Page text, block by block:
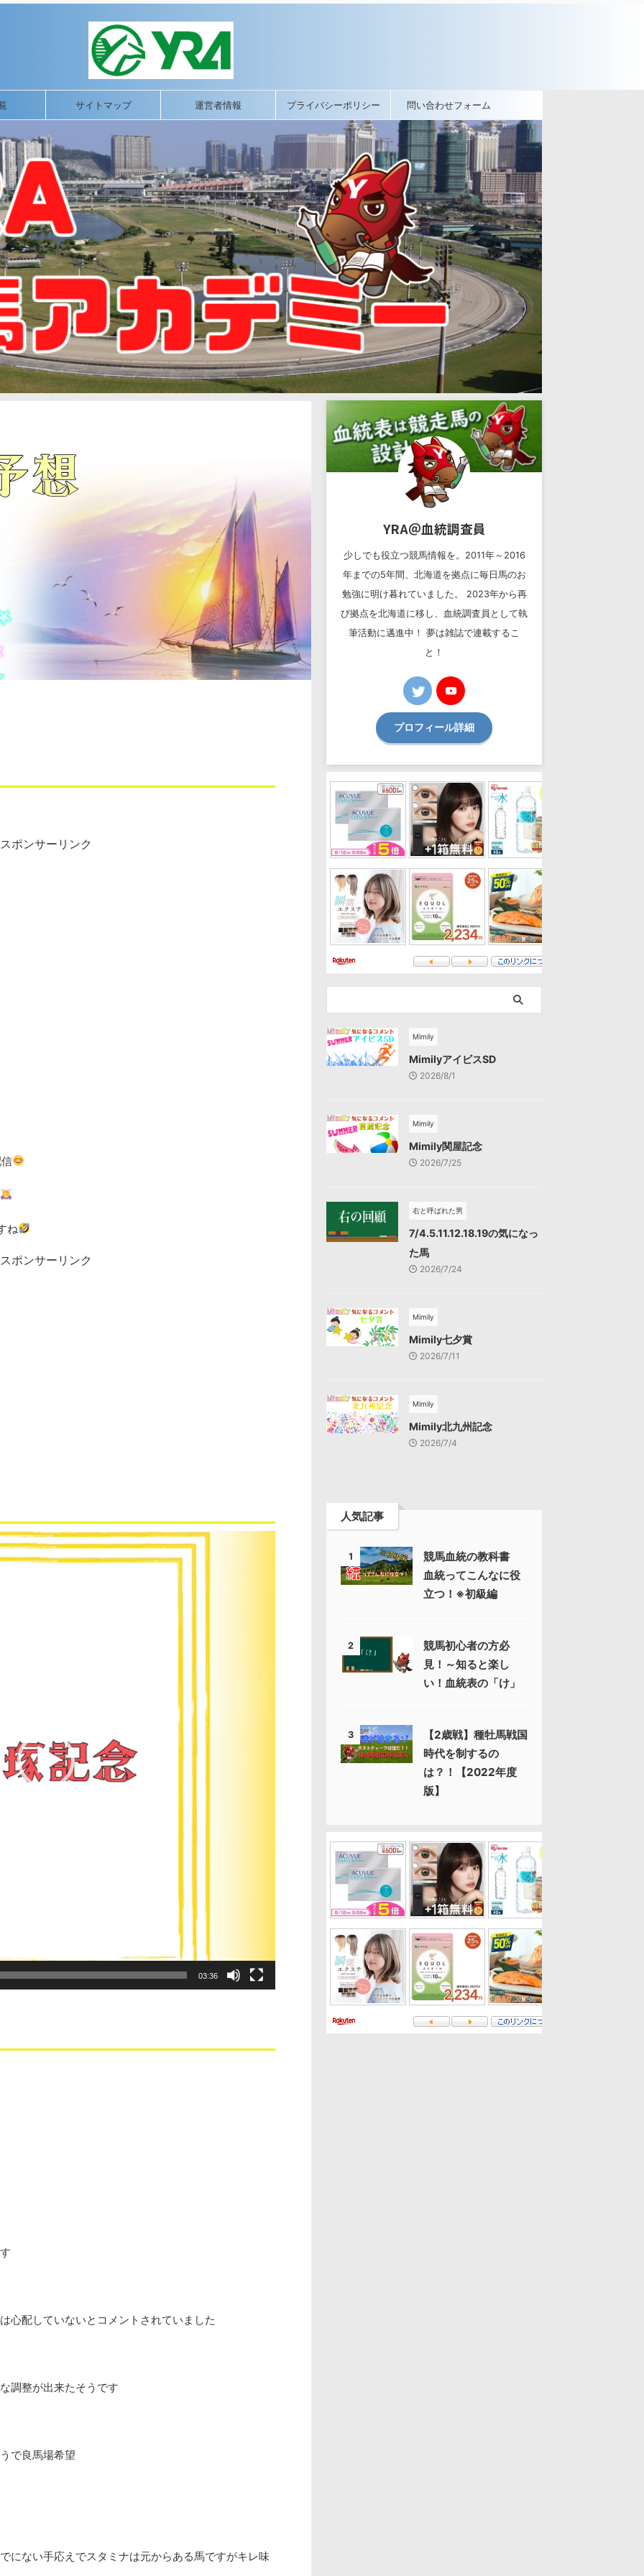
サイトマップ 運営者情報 プライバシーポリシー 問い合わせフォーム
スポンサーリンク
ね
スポンサーリンク
03:36
心配していないとコメントされていました
調整が出来たそうです
で良馬場希望
にない手応えでスタミナは元からある馬ですがキレ味
YRA＠血統調査員
少しでも役立つ競馬情報を。2011年～2016
年までの5年間、北海道を拠点に毎日馬のお
勉強に明け暮れていました。 2023年から再
び拠点を北海道に移し、血統調査員として執
筆活動に邁進中！ 夢は雑誌で連載するこ
と！
プロフィール詳細
Mimily
MimilyアイビスSD
2026/8/1
Mimily
Mimily関屋記念
2026/7/25
右と呼ばれた男
7/4.5.11.12.18.19の気になっ
た馬
2026/7/24
Mimily
Mimily七夕賞
2026/7/11
Mimily
Mimily北九州記念
2026/7/4
人気記事
1
競馬血統の教科書
血統ってこんなに役
立つ！※初級編
2
競馬初心者の方必
見！～知ると楽し
い！血統表の「け」
3
【2歳戦】種牡馬戦国
時代を制するの
は？！【2022年度
版】